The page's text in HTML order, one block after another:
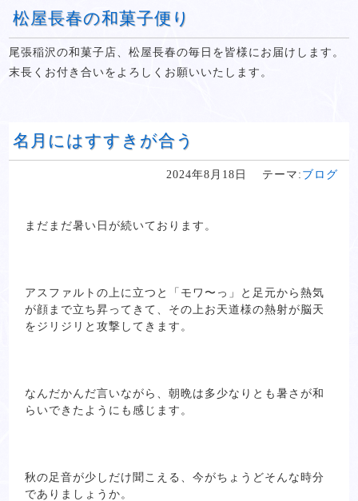
松屋長春の和菓子便り
尾張稲沢の和菓子店、松屋長春の毎日を皆様にお届けします。
末長くお付き合いをよろしくお願いいたします。
名月にはすすきが合う
2024年8月18日 テーマ: ブログ
まだまだ暑い日が続いております。
アスファルトの上に立つと「モワ〜っ」と足元から熱気
が顔まで立ち昇ってきて、その上お天道様の熱射が脳天
をジリジリと攻撃してきます。
なんだかんだ言いながら、朝晩は多少なりとも暑さが和
らいできたようにも感じます。
秋の足音が少しだけ聞こえる、今がちょうどそんな時分
でありましょうか。